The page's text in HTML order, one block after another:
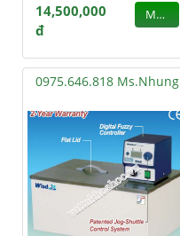
14,500,000
đ
MUA
0975.646.818 Ms.Nhung